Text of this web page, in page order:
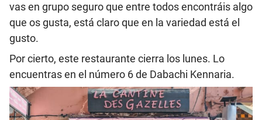
vas en grupo seguro que entre todos encontráis algo
que os gusta, está claro que en la variedad está el
gusto.
Por cierto, este restaurante cierra los lunes. Lo
encuentras en el número 6 de Dabachi Kennaria.